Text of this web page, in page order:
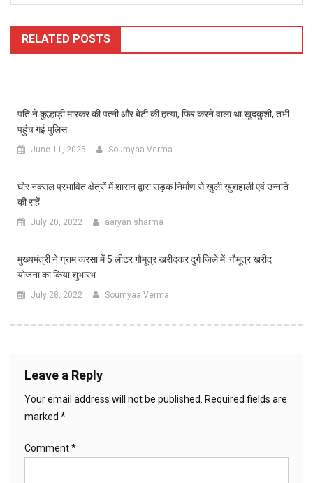
RELATED POSTS
पति ने कुल्हाड़ी मारकर की पत्नी और बेटी की हत्या, फिर करने वाला था खुदकुशी, तभी
पहुंच गई पुलिस
June 11, 2025 Soumyaa Verma
घोर नक्सल प्रभावित क्षेत्रों में शासन द्वारा सड़क निर्माण से खुली खुशहाली एवं उन्नति
की राहें
July 20, 2022 aaryan sharma
मुख्यमंत्री ने ग्राम करसा में 5 लीटर गौमूत्र खरीदकर दुर्ग जिले में गौमूत्र खरीद
योजना का किया शुभारंभ
July 28, 2022 Soumyaa Verma
Leave a Reply
Your email address will not be published.
Required fields are
marked *
Comment*